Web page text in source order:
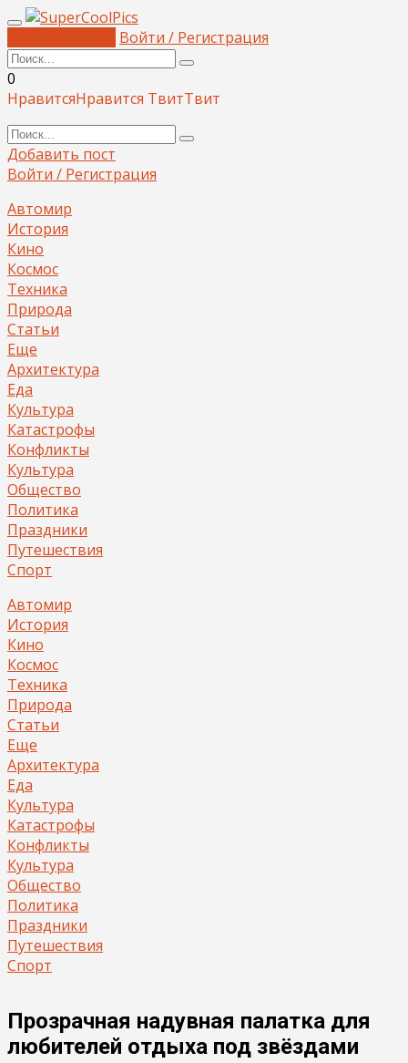
Войти / Регистрация
0
НравитсяНравится ТвитТвит
Добавить пост
Войти / Регистрация
Автомир
История
Кино
Космос
Техника
Природа
Статьи
Еще
Архитектура
Еда
Культура
Катастрофы
Конфликты
Культура
Общество
Политика
Праздники
Путешествия
Спорт
Автомир
История
Кино
Космос
Техника
Природа
Статьи
Еще
Архитектура
Еда
Культура
Катастрофы
Конфликты
Культура
Общество
Политика
Праздники
Путешествия
Спорт
Прозрачная надувная палатка для
любителей отдыха под звёздами